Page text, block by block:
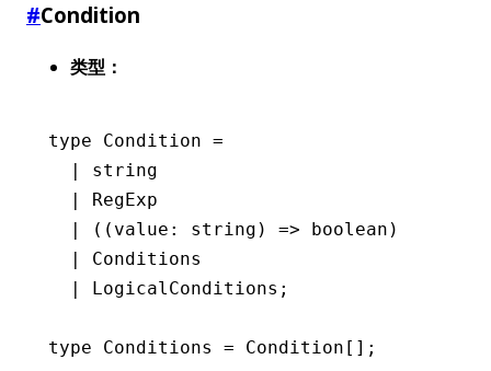
#Condition
类型：
type Condition =
  |
string
  |
RegExp
  |
((value : string ) => boolean )
  |
Conditions
  |
LogicalConditions ;
type Conditions = Condition [];